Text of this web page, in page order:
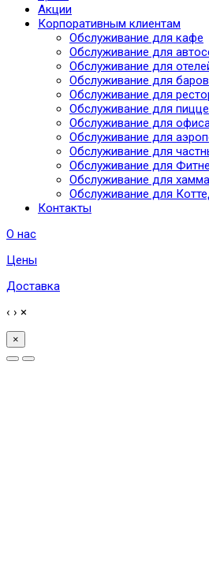
Акции
Корпоративным клиентам
Обслуживание для кафе
Обслуживание для
Обслуживание для
Обслуживание для баров
Обслуживание для
Обслуживание для
Обслуживание для
Обслуживание для
Обслуживание для
Обслуживание для
Обслуживание для
Обслуживание для
Контакты
О нас
Цены
Доставка
‹ › ×
×